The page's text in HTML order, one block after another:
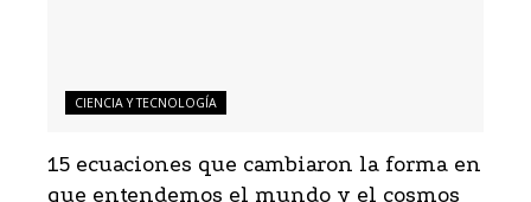
CIENCIA Y TECNOLOGÍA
15 ecuaciones que cambiaron la forma en
que entendemos el mundo y el cosmos